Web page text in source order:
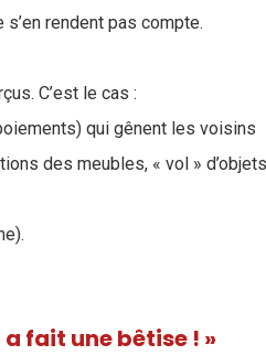
rendent pas compte.
C’est le cas :
qui gênent les voisins
des meubles, « vol »
fait une bêtise ! »